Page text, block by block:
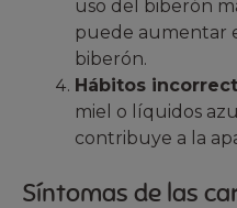
uso del biberón
puede aumentar
biberón.
Hábitos
miel o líquidos
contribuye a la
Síntomas de las